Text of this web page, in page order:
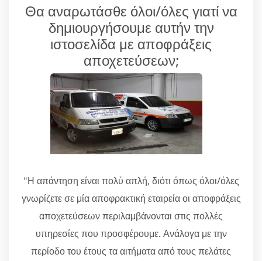
Θα αναρωτάσθε όλοι/όλες γιατί να
δημιουργήσουμε αυτήν την
ιστοσελίδα με αποφράξεις
αποχετεύσεων;
"Η απάντηση είναι πολύ απλή, διότι όπως όλοι/όλες
γνωρίζετε σε μία αποφρακτική εταιρεία οι αποφράξεις
αποχετεύσεων περιλαμβάνονται στις πολλές
υπηρεσίες που προσφέρουμε. Ανάλογα με την
περίοδο του έτους τα αιτήματα από τους πελάτες